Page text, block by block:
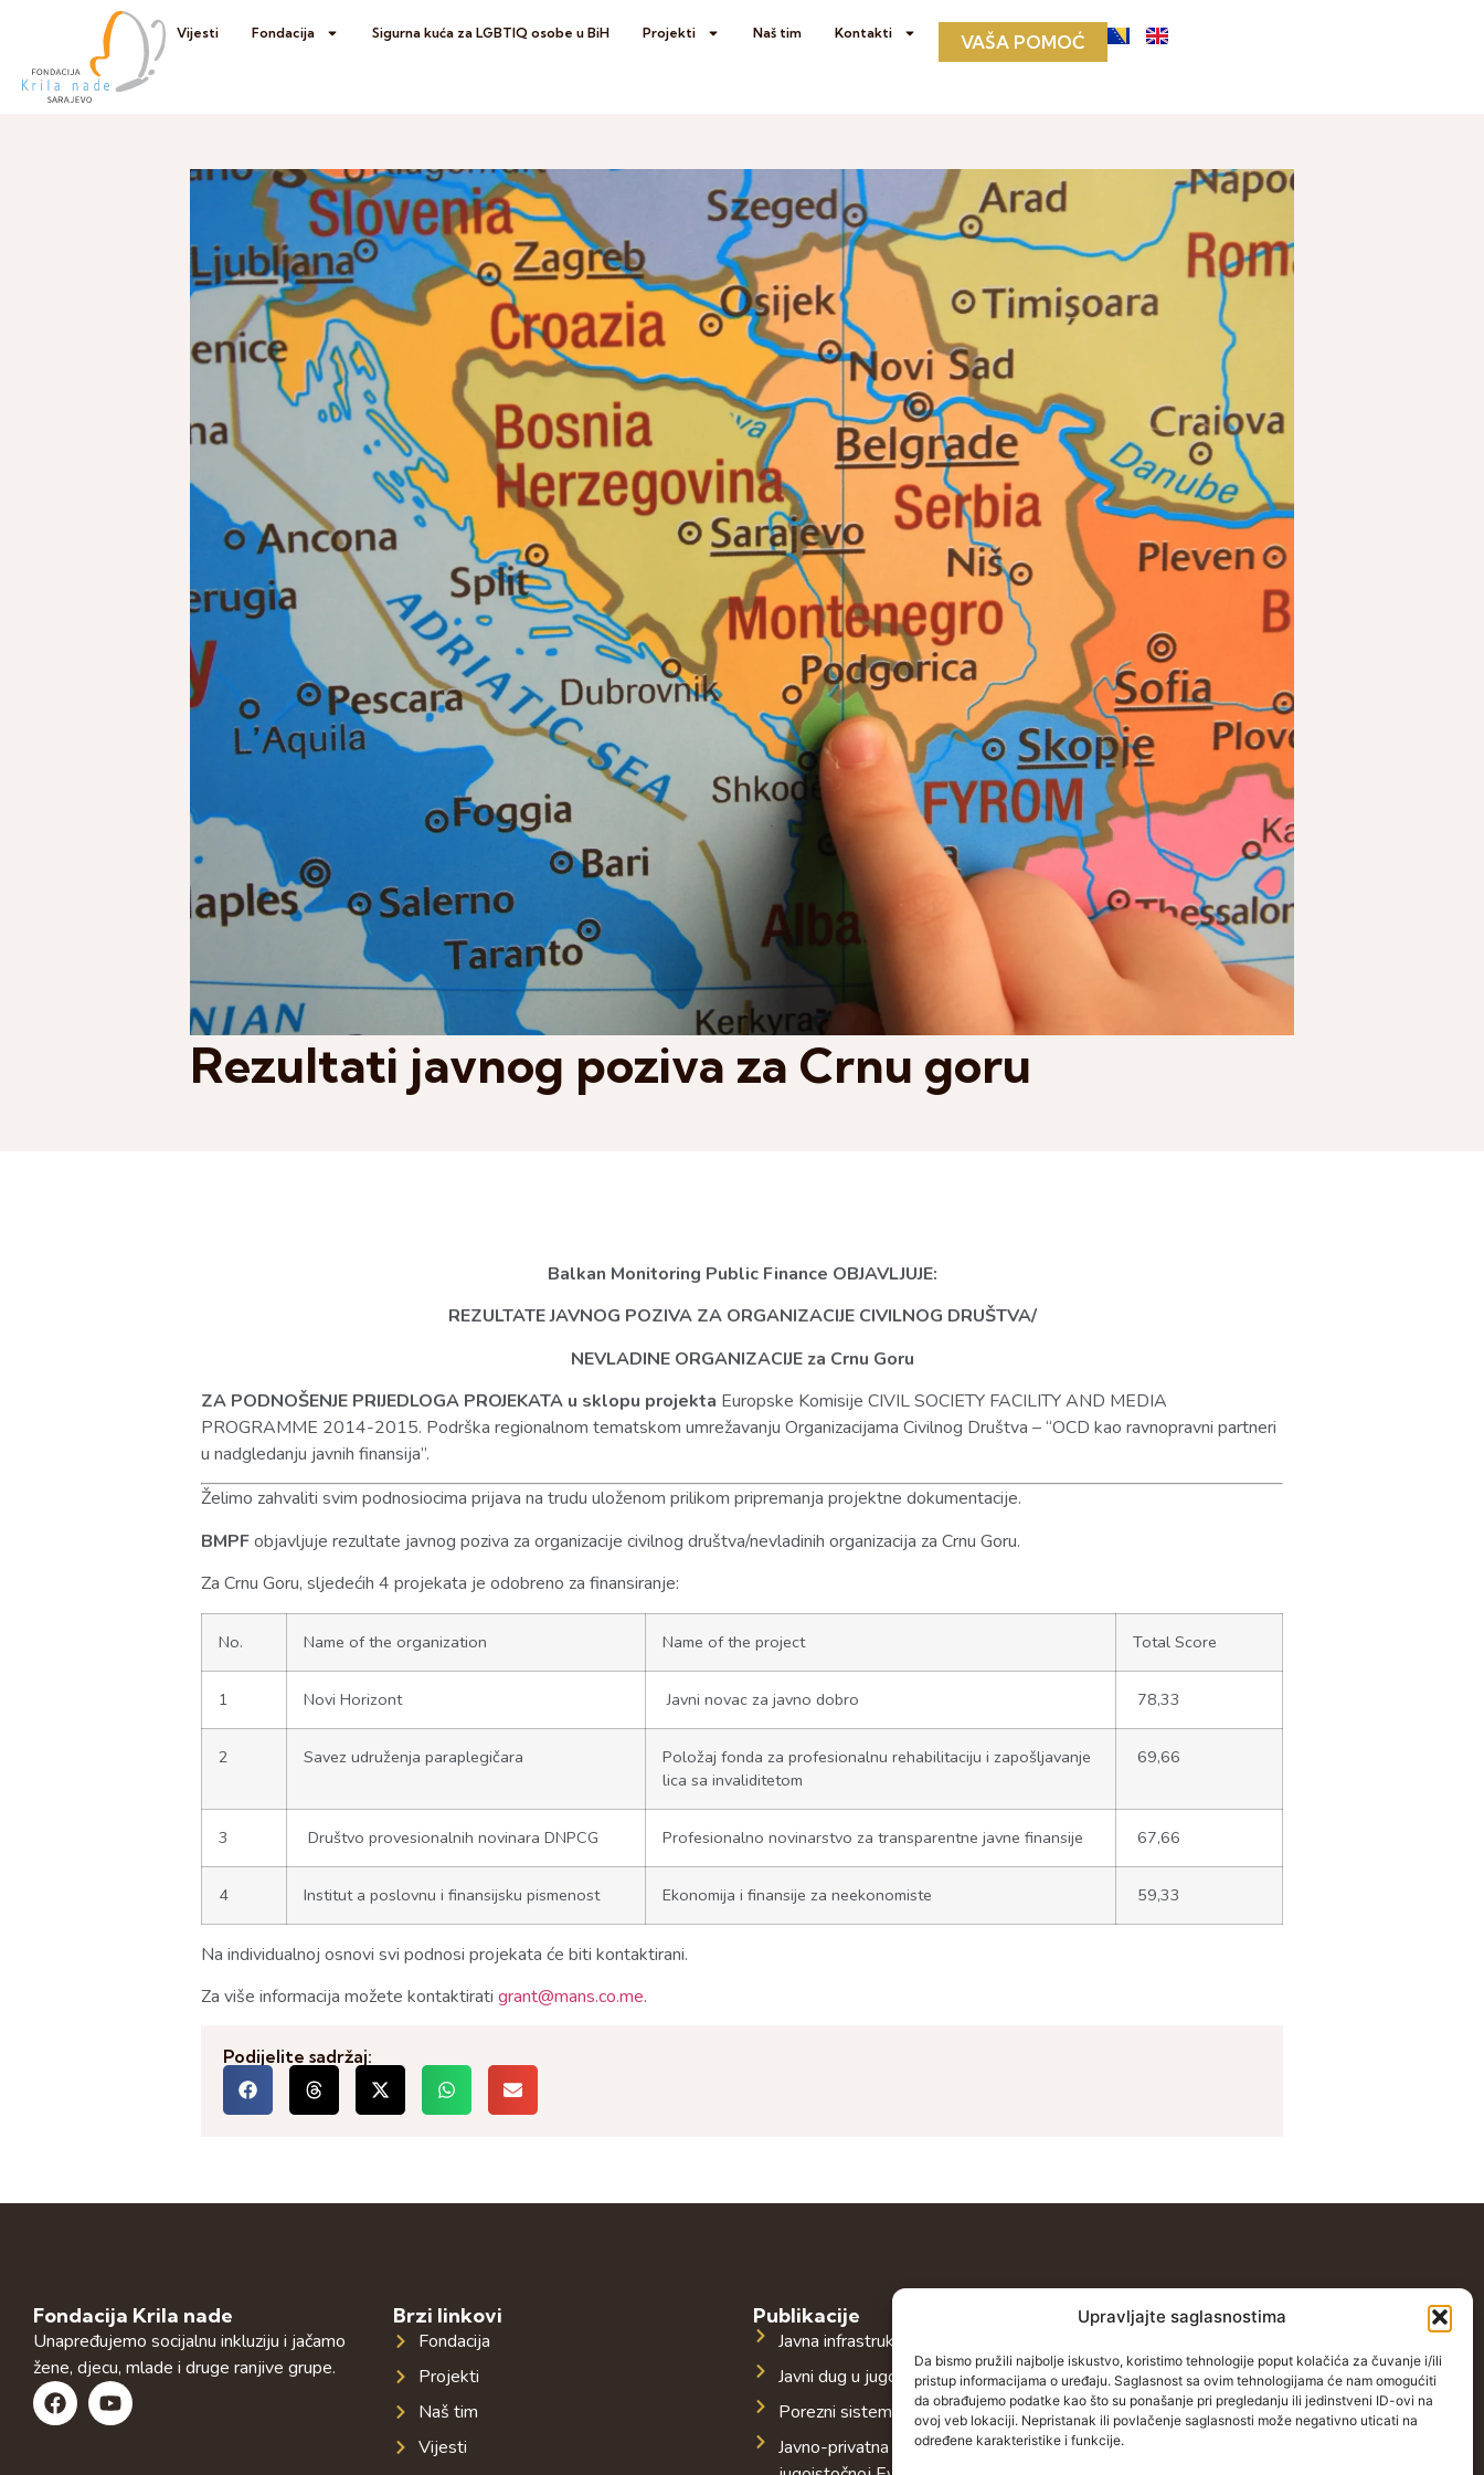
Upravljajte saglasnostima
Da bismo pružili najbolje iskustvo, koristimo tehnologije poput kolačića za čuvanje i/ili
pristup informacijama o uređaju. Saglasnost sa ovim tehnologijama će nam omogućiti
da obrađujemo podatke kao što su ponašanje pri pregledanju ili jedinstveni ID-ovi na
ovoj veb lokaciji. Nepristanak ili povlačenje saglasnosti može negativno uticati na
određene karakteristike i funkcije.
Vijesti Fondacija Sigurna kuća za LGBTIQ osobe u BiH Projekti Naš tim Kontakti VAŠA POMOĆ
Rezultati javnog poziva za Crnu goru
Balkan Monitoring Public Finance OBJAVLJUJE:
REZULTATE JAVNOG POZIVA ZA ORGANIZACIJE CIVILNOG DRUŠTVA/
NEVLADINE ORGANIZACIJE za Crnu Goru
ZA PODNOŠENJE PRIJEDLOGA PROJEKATA u sklopu projekta Europske Komisije CIVIL SOCIETY FACILITY AND MEDIA
PROGRAMME 2014-2015. Podrška regionalnom tematskom umrežavanju Organizacijama Civilnog Društva – “OCD kao ravnopravni partneri
u nadgledanju javnih finansija”.
Želimo zahvaliti svim podnosiocima prijava na trudu uloženom prilikom pripremanja projektne dokumentacije.
BMPFobjavljuje rezultate javnog poziva za organizacije civilnog društva/nevladinih organizacija za Crnu Goru.
Za Crnu Goru, sljedećih 4 projekata je odobreno za finansiranje:
No. Name of the organization Name of the project Total Score
1 Novi Horizont Javni novac za javno dobro 78,33
2 Savez udruženja paraplegičara
Položaj fonda za profesionalnu rehabilitaciju i zapošljavanje
lica sa invaliditetom
69,66
3 Društvo provesionalnih novinara DNPCG Profesionalno novinarstvo za transparentne javne finansije 67,66
4 Institut a poslovnu i finansijsku pismenost Ekonomija i finansije za neekonomiste 59,33
Na individualnoj osnovi svi podnosi projekata će biti kontaktirani.
Za više informacija možete kontaktirati grant@mans.co.me.
Podijelite sadržaj:
Fondacija Krila nade
Unapređujemo socijalnu inkluziju i jačamo
žene, djecu, mlade i druge ranjive grupe.
Brzi linkovi
Fondacija
Projekti
Naš tim
Vijesti
Publikacije
Javna infrastruktura u jugoistočnoj Evropi
Javni dug u jugoistočnoj Evropi
Porezni sistem u jugoistočnoj Evropi
Javno-privatna partnerstva u
Kontakt
+38762772591
info@wings-of-hope.ba